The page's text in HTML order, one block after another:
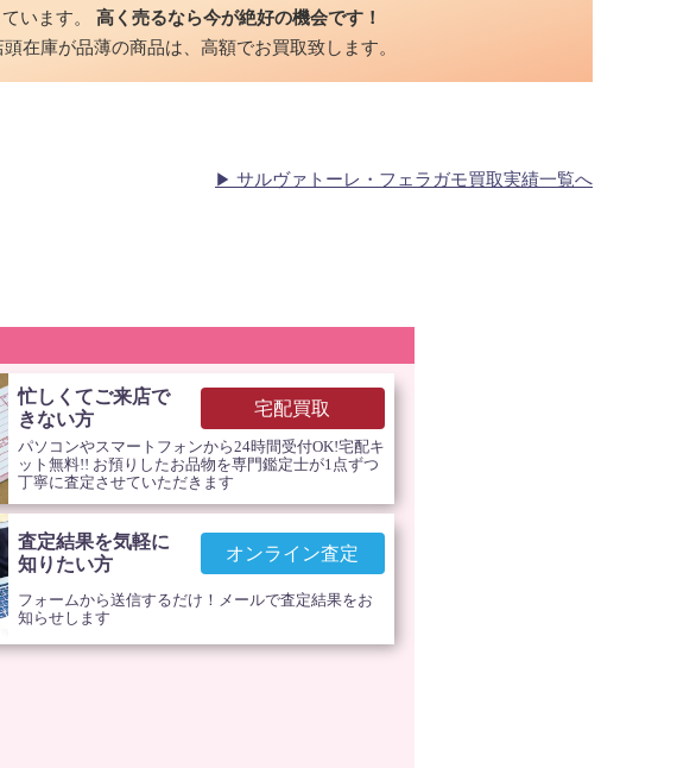
ています。 高く売るなら今が絶好の機会です！
在庫が品薄の商品は、高額でお買取致します。
サルヴァトーレ・フェラガモ買取実績一覧へ
忙しくてご来店で
きない方
宅配買取
パソコンやスマートフォンから24時間受付OK!宅配キ
ット無料!! お預りしたお品物を専門鑑定士が1点ずつ
丁寧に査定させていただきます
査定結果を気軽に
知りたい方
オンライン査定
フォームから送信するだけ！メールで査定結果をお
知らせします